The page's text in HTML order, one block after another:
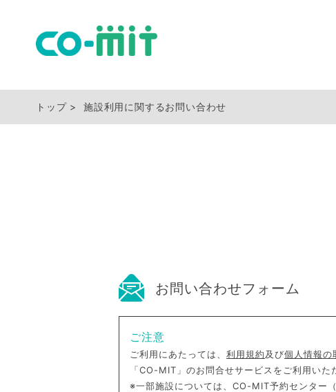
トップ 施設利用に関するお問い合わせ
お問い合わせフォーム
ご注意
ご利用にあたっては、 利用規約及び個人情報の
「CO-MIT」のお問合せサービスをご利用い
※一部施設については、CO-MIT予約センター